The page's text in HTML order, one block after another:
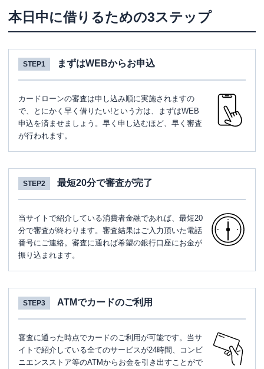
本日中に借りるための3ステップ
STEP1 まずはWEBからお申込
カードローンの審査は申し込み順に実施されますの
で、とにかく早く借りたい!という方は、まずはWEB
申込を済ませましょう。早く申し込むほど、早く審査
が行われます。
STEP2 最短20分で審査が完了
当サイトで紹介している消費者金融であれば、最短20
分で審査が終わります。審査結果はご入力頂いた電話
番号にご連絡。審査に通れば希望の銀行口座にお金が
振り込まれます。
STEP3 ATMでカードのご利用
審査に通った時点でカードのご利用が可能です。当サ
イトで紹介している全てのサービスが24時間、コンビ
ニエンスストア等のATMからお金を引き出すことがで